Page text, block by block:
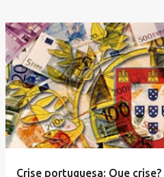
Crise portuguesa: Que crise?